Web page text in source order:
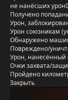
не нанёсших урон
Получено
Урон,
Урон союзникам
Обнаружено
Повреждено/
Урон, нанесённый
Очки захвата/
Пройдено
Закрыть